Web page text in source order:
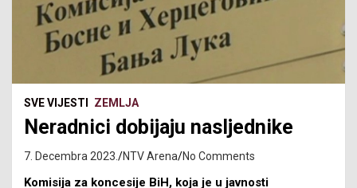
SVE VIJESTI ZEMLJA
Neradnici dobijaju nasljednike
7. Decembra 2023. NTV Arena No Comments
Komisija za koncesije BiH, koja je u javnosti